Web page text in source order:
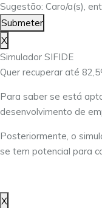
Sugestão: Caro/a(s),
Submeter
X
Simulador SIFIDE
Quer recuperar até
Para saber se está
desenvolvimento de
Posteriormente, o
se tem potencial para
X